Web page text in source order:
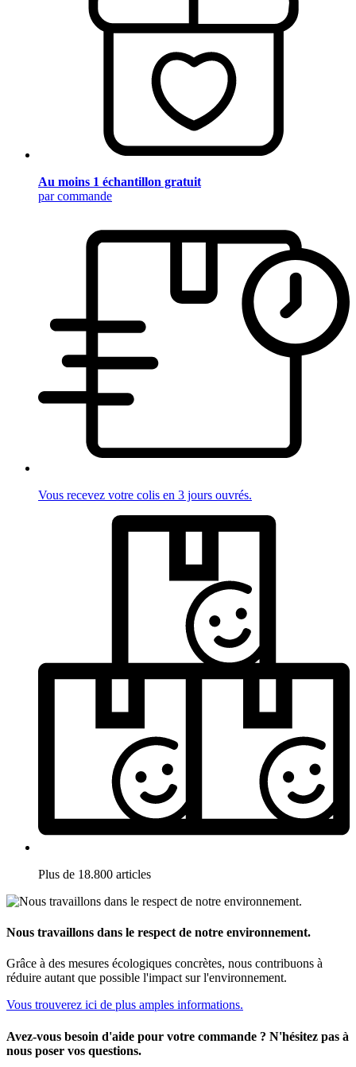
Au moins 1 échantillon gratuit
par commande
Vous recevez votre colis en 3 jours ouvrés.
Plus de 18.800 articles
Nous travaillons dans le respect de notre environnement.
Grâce à des mesures écologiques concrètes, nous contribuons à
réduire autant que possible l'impact sur l'environnement.
Vous trouverez ici de plus amples informations.
Avez-vous besoin d'aide pour votre commande ? N'hésitez pas à
nous poser vos questions.